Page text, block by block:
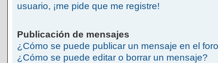
usuario, ¡me pide que me registre!
Publicación de mensajes
¿Cómo se puede publicar un mensaje en el
¿Cómo se puede editar o borrar un mensaje?